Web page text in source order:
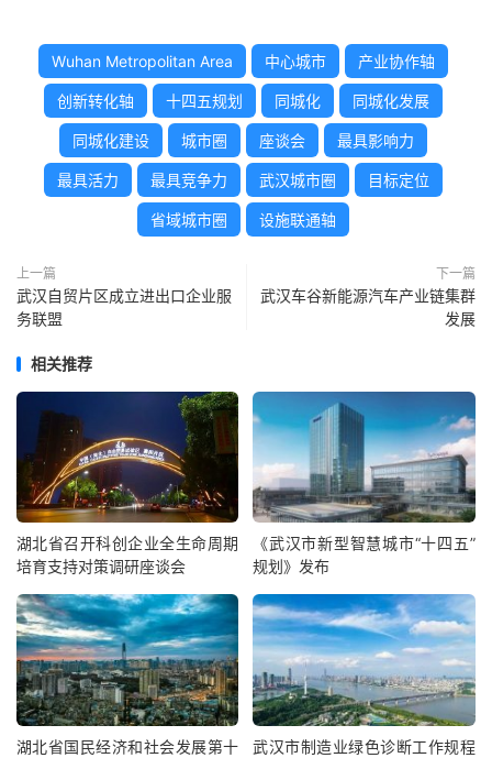
Wuhan Metropolitan Area 中心城市 产业协作轴
创新转化轴 十四五规划 同城化 同城化发展
同城化建设 城市圈 座谈会 最具影响力
最具活力 最具竞争力 武汉城市圈 目标定位
省域城市圈 设施联通轴
上一篇
武汉自贸片区成立进出口企业服
务联盟
下一篇
武汉车谷新能源汽车产业链集群
发展
相关推荐
湖北省召开科创企业全生命周期
培育支持对策调研座谈会
《武汉市新型智慧城市“十四五”
规划》发布
湖北省国民经济和社会发展第十
武汉市制造业绿色诊断工作规程